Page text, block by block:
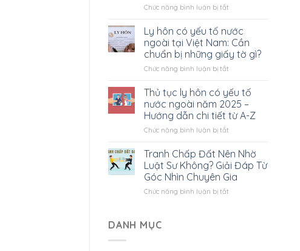
tố
ngoài
hết
bao
nhiêu?
Tất
bạn
cần
biết
Chức năng bình luận bị tắtở
án
nào
giải
quyết
ly
có
yếu
tố
nước
ngoài?
dẫn
chọn
đúng
nơi
nộp
Ly hôn có yếu tố nước
ngoài tại Việt Nam: Cần
chuẩn bị những giấy tờ gì?
Chức năng bình luận bị tắtở
hôn
có
yếu
tố
nước
tại
Việt
Nam:
Cần
chuẩn
Thủ tục ly hôn có yếu tố
nước ngoài năm 2025 –
Hướng dẫn chi tiết từ A-Z
Chức năng bình luận bị tắtở
tục
ly
hôn
có
yếu
Tranh Chấp Đất Nên Nhờ
Luật Sư Không? Giải Đáp Từ
Góc Nhìn Chuyên Gia
Chức năng bình luận bị tắtở
DANH MỤC